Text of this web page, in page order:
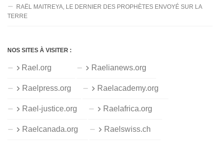
RAËL MAITREYA, LE DERNIER DES PROPHÈTES ENVOYÉ SUR LA
TERRE
NOS SITES À VISITER :
Rael.org Raelianews.org
Raelpress.org Raelacademy.org
Rael-justice.org Raelafrica.org
Raelcanada.org Raelswiss.ch